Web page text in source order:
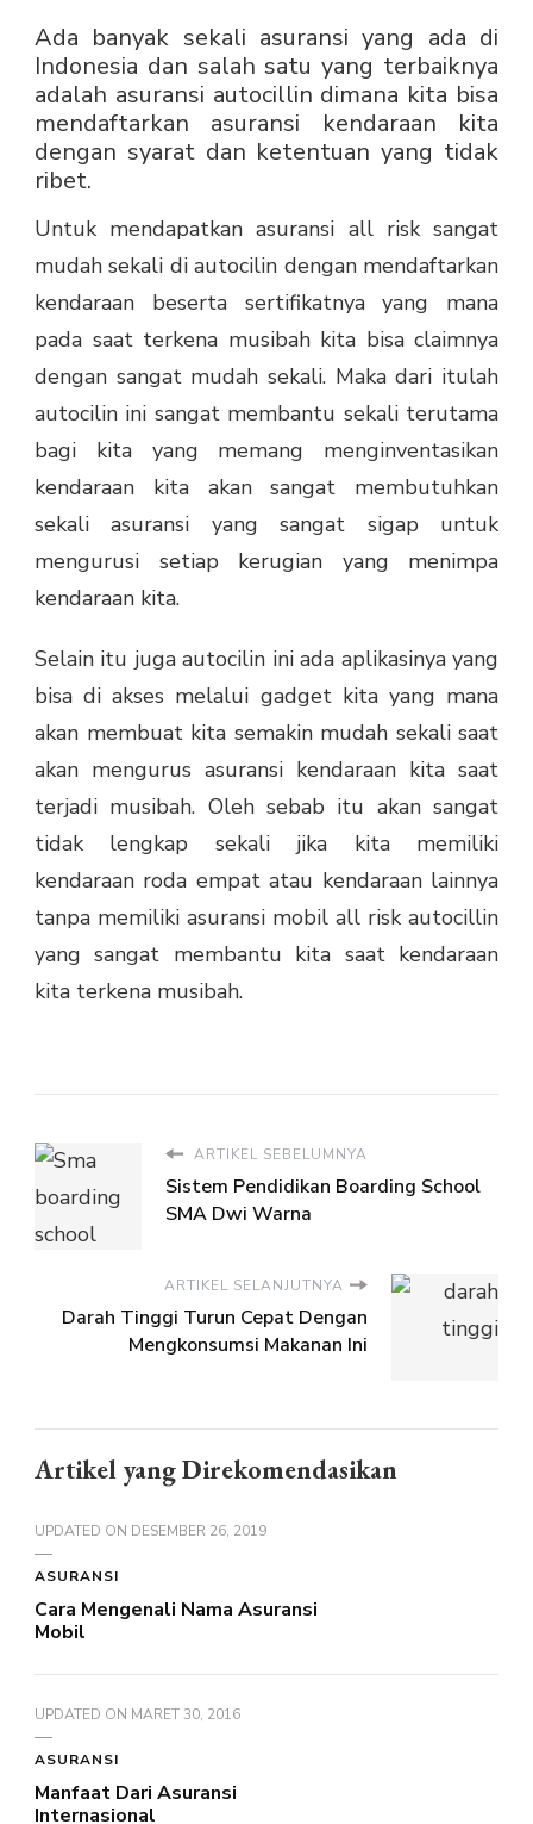
Ada banyak sekali asuransi yang ada di
Indonesia dan salah satu yang terbaiknya
adalah asuransi autocillin dimana kita bisa
mendaftarkan asuransi kendaraan kita
dengan syarat dan ketentuan yang tidak
ribet.
Untuk mendapatkanasuransi all risksangat
mudah sekali di autocilin dengan mendaftarkan
kendaraan beserta sertifikatnya yang mana
pada saat terkena musibah kita bisa claimnya
dengan sangat mudah sekali. Maka dari itulah
autocilin ini sangat membantu sekali terutama
bagi kita yang memang menginventasikan
kendaraan kita akan sangat membutuhkan
sekali asuransi yang sangat sigap untuk
mengurusi setiap kerugian yang menimpa
kendaraan kita.
Selain itu juga autocilin ini ada aplikasinya yang
bisa di akses melalui gadget kita yang mana
akan membuat kita semakin mudah sekali saat
akan mengurus asuransi kendaraan kita saat
terjadi musibah. Oleh sebab itu akan sangat
tidak lengkap sekali jika kita memiliki
kendaraan roda empat atau kendaraan lainnya
tanpa memiliki asuransi mobil all risk autocillin
yang sangat membantu kita saat kendaraan
kita terkena musibah.
ARTIKEL SEBELUMNYA
Sistem Pendidikan Boarding School
SMA Dwi Warna
ARTIKEL SELANJUTNYA
Darah Tinggi Turun Cepat Dengan
Mengkonsumsi Makanan Ini
Artikel yang Direkomendasikan
UPDATED ON DESEMBER 26, 2019
ASURANSI
Cara Mengenali Nama Asuransi
Mobil
UPDATED ON MARET 30, 2016
ASURANSI
Manfaat Dari Asuransi
Internasional